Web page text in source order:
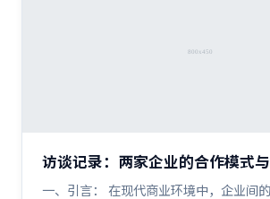
访谈记录：两家企业的合作模式
一、引言： 在现代商业环境中，企业间